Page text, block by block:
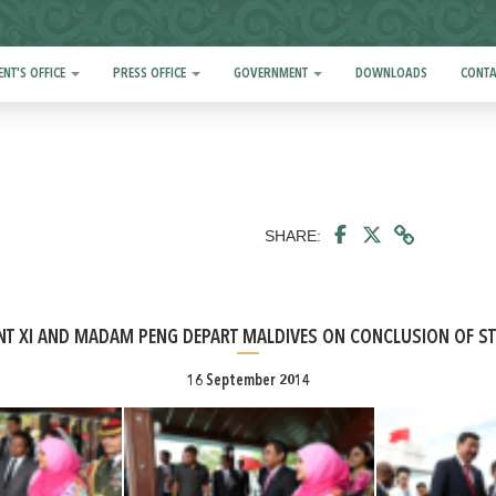
OFFICE PRESS OFFICE GOVERNMENT DOWNLOADS
SHARE:
XI AND MADAM PENG DEPART MALDIVES ON CONCLUSION OF
16 September 2014